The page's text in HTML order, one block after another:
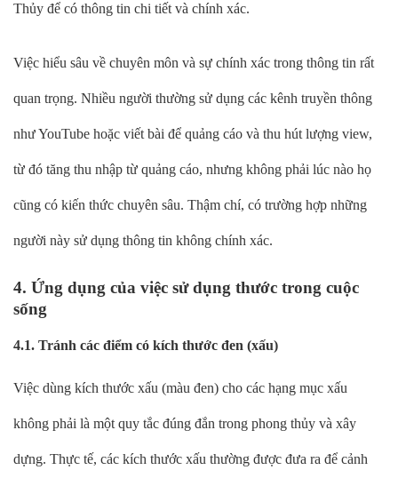
Thủy để có thông tin chi tiết và chính xác.
Việc hiểu sâu về chuyên môn và sự chính xác trong thông tin rất
quan trọng. Nhiều người thường sử dụng các kênh truyền thông
như YouTube hoặc viết bài để quảng cáo và thu hút lượng view,
từ đó tăng thu nhập từ quảng cáo, nhưng không phải lúc nào họ
cũng có kiến thức chuyên sâu. Thậm chí, có trường hợp những
người này sử dụng thông tin không chính xác.
4. Ứng dụng của việc sử dụng thước trong cuộc
sống
4.1. Tránh các điểm có kích thước đen (xấu)
Việc dùng kích thước xấu (màu đen) cho các hạng mục xấu
không phải là một quy tắc đúng đắn trong phong thủy và xây
dựng. Thực tế, các kích thước xấu thường được đưa ra để cảnh